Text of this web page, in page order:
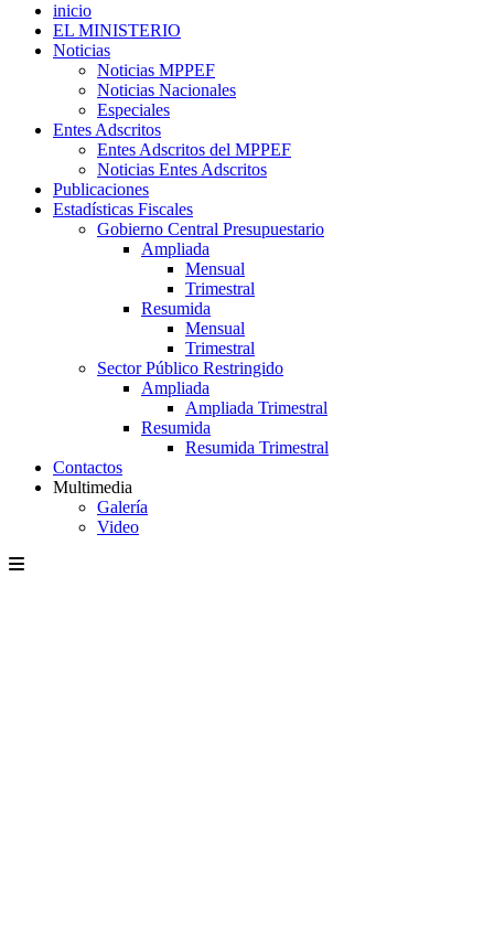
inicio
EL MINISTERIO
Noticias
Noticias MPPEF
Noticias Nacionales
Especiales
Entes Adscritos
Entes Adscritos del MPPEF
Noticias Entes Adscritos
Publicaciones
Estadísticas Fiscales
Gobierno Central Presupuestario
Ampliada
Mensual
Trimestral
Resumida
Mensual
Trimestral
Sector Público Restringido
Ampliada
Ampliada Trimestral
Resumida
Resumida Trimestral
Contactos
Multimedia
Galería
Video